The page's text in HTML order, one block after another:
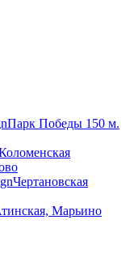
Парк Победы 150 м.
Чертановская
Марьино